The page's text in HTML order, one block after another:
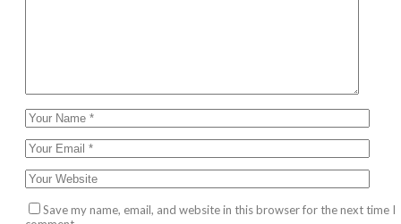
Save my name, email, and website in this browser for the next time I